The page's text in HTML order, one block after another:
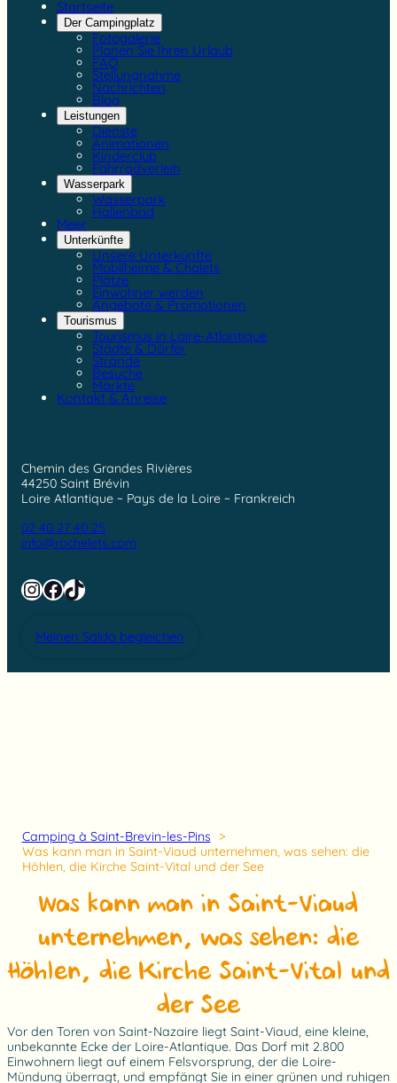
Startseite
Der Campingplatz
Fotogalerie
Planen Sie Ihren Urlaub
FAQ
Stellungnahme
Nachrichten
Blog
Leistungen
Dienste
Animationen
Kinderclub
Fahrradverleih
Wasserpark
Wasserpark
Hallenbad
Meer
Unterkünfte
Unsere Unterkünfte
Mobilheime & Chalets
Plätze
Einwohner werden
Angebote & Promotionen
Tourismus
Tourismus in Loire-Atlantique
Städte & Dörfer
Strände
Besuche
Märkte
Kontakt & Anreise
Chemin des Grandes Rivières
44250 Saint Brévin
Loire Atlantique ~ Pays de la Loire ~ Frankreich
02 40 27 40 25
info@rochelets.com
Instagram
Facebook
TikTok
Meinen Saldo begleichen
Camping à Saint-Brevin-les-Pins
Was kann man in Saint-Viaud unternehmen, was sehen: die
Höhlen, die Kirche Saint-Vital und der See
Was kann man in Saint-Viaud
unternehmen, was sehen: die
Höhlen, die Kirche Saint-Vital und
der See
Vor den Toren von Saint-Nazaire liegt Saint-Viaud, eine kleine,
unbekannte Ecke der Loire-Atlantique. Das Dorf mit 2.800
Einwohnern liegt auf einem Felsvorsprung, der die Loire-
Mündung überragt, und empfängt Sie in einer grünen und ruhigen